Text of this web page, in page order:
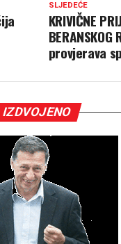
SLJEDEĆE
KRIVIČNE
BERANSKOG
provjerava
IZDVOJENO